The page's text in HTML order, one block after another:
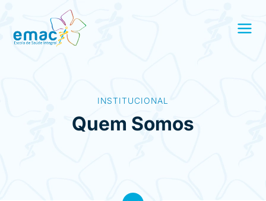
INSTITUCIONAL
Quem Somos